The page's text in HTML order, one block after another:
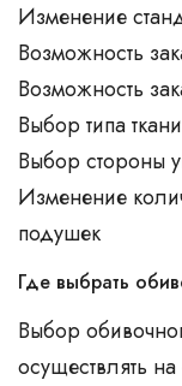
Изменение
Возможность
Возможность
Выбор типа ткани
Выбор стороны
Изменение
подушек
Где выбрать
Выбор
осуществлять на